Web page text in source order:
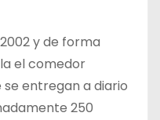
y de forma
el comedor
entregan a diario
250